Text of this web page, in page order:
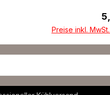
Preise inkl.
In den